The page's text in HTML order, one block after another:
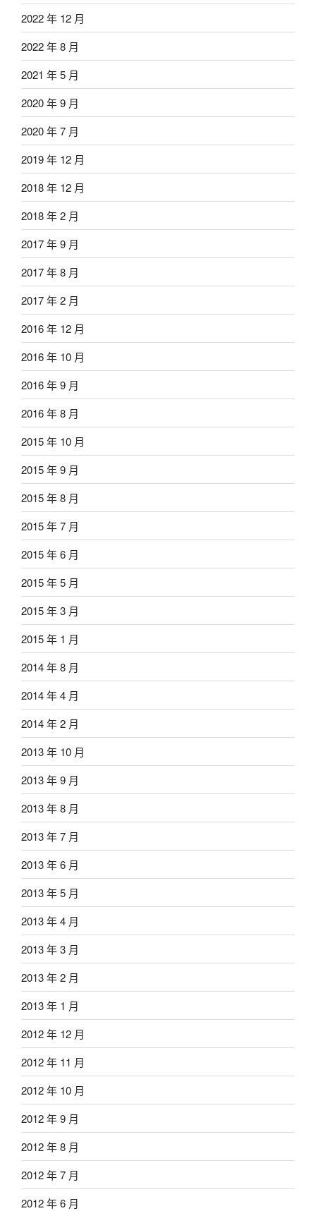
2022 年 12 月
2022 年 8 月
2021 年 5 月
2020 年 9 月
2020 年 7 月
2019 年 12 月
2018 年 12 月
2018 年 2 月
2017 年 9 月
2017 年 8 月
2017 年 2 月
2016 年 12 月
2016 年 10 月
2016 年 9 月
2016 年 8 月
2015 年 10 月
2015 年 9 月
2015 年 8 月
2015 年 7 月
2015 年 6 月
2015 年 5 月
2015 年 3 月
2015 年 1 月
2014 年 8 月
2014 年 4 月
2014 年 2 月
2013 年 10 月
2013 年 9 月
2013 年 8 月
2013 年 7 月
2013 年 6 月
2013 年 5 月
2013 年 4 月
2013 年 3 月
2013 年 2 月
2013 年 1 月
2012 年 12 月
2012 年 11 月
2012 年 10 月
2012 年 9 月
2012 年 8 月
2012 年 7 月
2012 年 6 月